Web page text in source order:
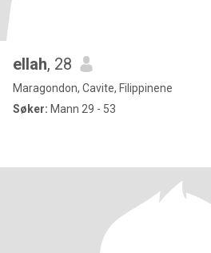
ellah, 28
Maragondon, Cavite, Filippinene
Søker: Mann 29 - 53